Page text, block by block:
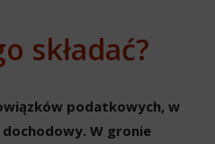
składać?
podatkowych, w
W gronie